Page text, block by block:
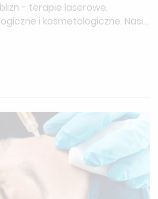
- terapie laserowe,
i kosmetologiczne. Nasi
blizn i zaproponują
dopasowaną do Twoich